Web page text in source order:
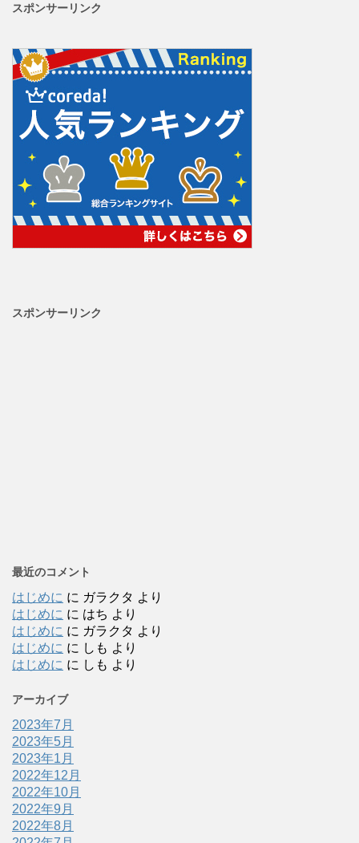
スポンサーリンク
スポンサーリンク
最近のコメント
はじめに に ガラクタ より
はじめに に はち より
はじめに に ガラクタ より
はじめに に しも より
はじめに に しも より
アーカイブ
2023年7月
2023年5月
2023年1月
2022年12月
2022年10月
2022年9月
2022年8月